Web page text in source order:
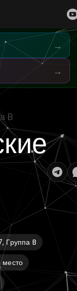
→
→
B
Группа B
место